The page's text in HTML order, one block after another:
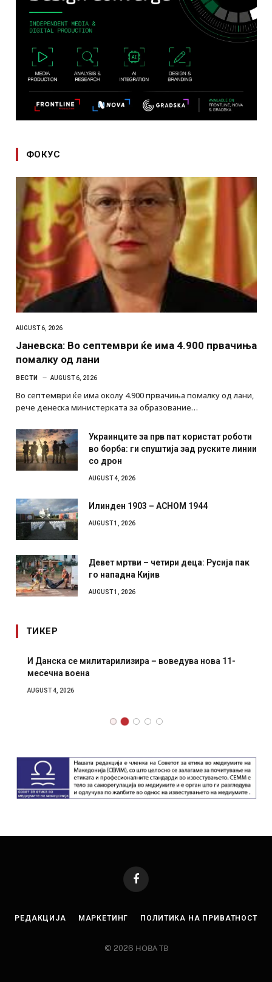
ФОКУС
AUGUST 6, 2026
Јаневска: Во септември ќе има 4.900 првачиња
помалку од лани
ВЕСТИ AUGUST 6, 2026
Во септември ќе има околу 4.900 првачиња помалку од лани,
рече денеска министерката за образование…
Украинците за прв пат користат роботи
во борба: ги спуштија зад руските линии
со дрон
AUGUST 4, 2026
Илинден 1903 – АСНОМ 1944
AUGUST 1, 2026
Девет мртви – четири деца: Русија пак
го нападна Кијив
AUGUST 1, 2026
ТИКЕР
И Данска се милитарилизира – воведува нова 11-
месечна воена
AUGUST 4, 2026
Facebook
РЕДАКЦИЈА МАРКЕТИНГ ПОЛИТИКА НА ПРИВАТНОСТ
© 2026 НОВА ТВ